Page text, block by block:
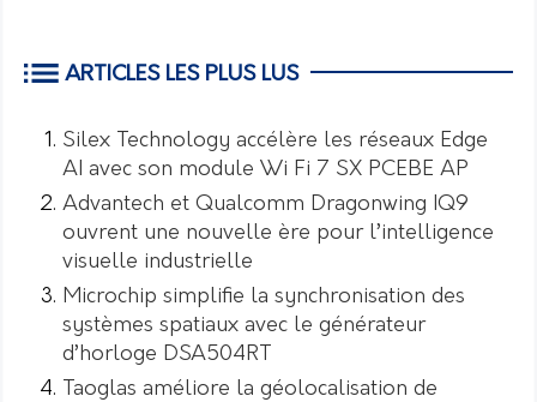
ARTICLES LES PLUS LUS
Silex Technology accélère les réseaux Edge
AI avec son module Wi Fi 7 SX PCEBE AP
Advantech et Qualcomm Dragonwing IQ9
ouvrent une nouvelle ère pour l’intelligence
visuelle industrielle
Microchip simplifie la synchronisation des
systèmes spatiaux avec le générateur
d’horloge DSA504RT
Taoglas améliore la géolocalisation de